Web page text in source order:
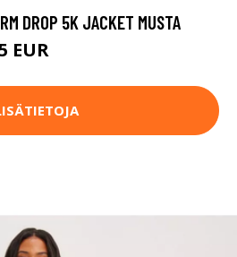
DROP 5K JACKET MUSTA
EUR